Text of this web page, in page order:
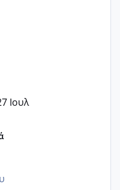
Ιουλ